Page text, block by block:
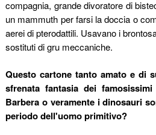
compagnia, grande divoratore di
un mammuth per farsi la doccia o
aerei di pterodattili. Usavano i
sostituti di gru meccaniche.
Questo cartone tanto amato e di
sfrenata fantasia dei
Barbera o veramente i dinosauri
periodo dell'uomo primitivo?